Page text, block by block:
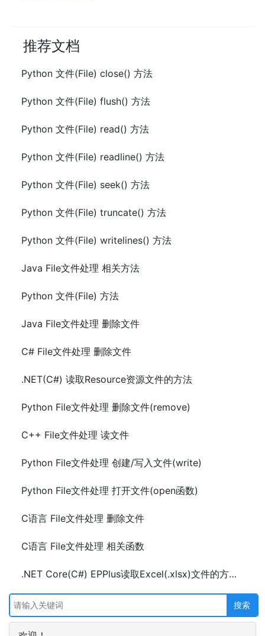
推荐文档
Python 文件(File) close() 方法
Python 文件(File) flush() 方法
Python 文件(File) read() 方法
Python 文件(File) readline() 方法
Python 文件(File) seek() 方法
Python 文件(File) truncate() 方法
Python 文件(File) writelines() 方法
Java File文件处理 相关方法
Python 文件(File) 方法
Java File文件处理 删除文件
C# File文件处理 删除文件
.NET(C#) 读取Resource资源文件的方法
Python File文件处理 删除文件(remove)
C++ File文件处理 读文件
Python File文件处理 创建/写入文件(write)
Python File文件处理 打开文件(open函数)
C语言 File文件处理 删除文件
C语言 File文件处理 相关函数
.NET Core(C#) EPPlus读取Excel(.xlsx)文件的方法及示例代码